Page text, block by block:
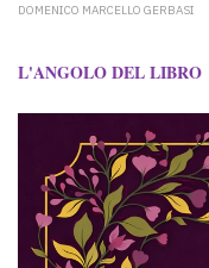
DOMENICO MARCELLO GERBASI
L'ANGOLO DEL LIBRO